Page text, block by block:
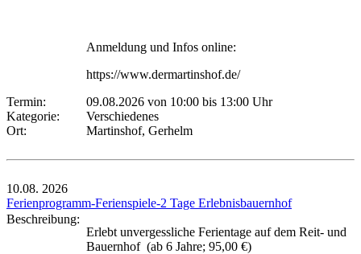
Anmeldung und Infos online:
https://www.dermartinshof.de/
Termin:
09.08.2026 von 10:00 bis 13:00 Uhr
Kategorie:
Verschiedenes
Ort:
Martinshof, Gerhelm
10.08. 2026
Ferienprogramm-Ferienspiele-2 Tage Erlebnisbauernhof
Beschreibung:
Erlebt unvergessliche Ferientage auf dem Reit- und
Bauernhof (ab 6 Jahre; 95,00 €)